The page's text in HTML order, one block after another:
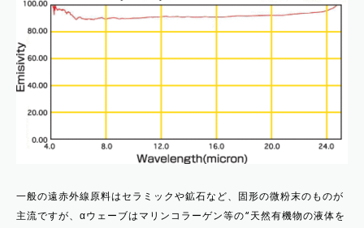
一般の遠赤外線原料はセラミックや鉱石など、固形の微粉末のものが
主流ですが、αウェーブはマリンコラーゲン等の“天然有機物の液体を